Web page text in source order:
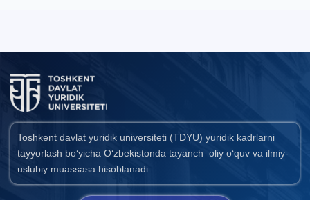
Toshkent davlat yuridik universiteti (TDYU) yuridik kadrlarni
tayyorlash bo‘yicha O‘zbekistonda tayanch oliy o‘quv va ilmiy-
uslubiy muassasa hisoblanadi.